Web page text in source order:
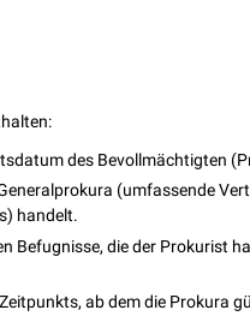
des Bevollmächtigten
(umfassende
handelt.
Befugnisse, die der Prokurist
ab dem die Prokura